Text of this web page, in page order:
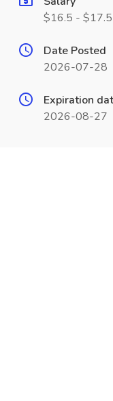
$16.5 - $17.5
Date Posted
2026-07-28
Expiration
2026-08-27